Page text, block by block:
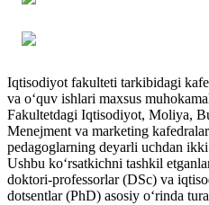
Iqtisodiyot fakulteti tarkibidagi
va o‘quv ishlari maxsus
Fakultetdagi Iqtisodiyot, Moliya,
Menejment va marketing
pedagoglarning deyarli uchdan
Ushbu ko‘rsatkichni tashkil
doktori-professorlar (DSc) va
dotsentlar (PhD) asosiy o‘rinda